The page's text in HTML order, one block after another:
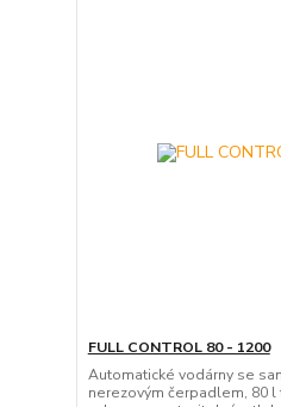
FULL CONTROL 80 - 1200
Automatické vodárny se
nerezovým čerpadlem, 80